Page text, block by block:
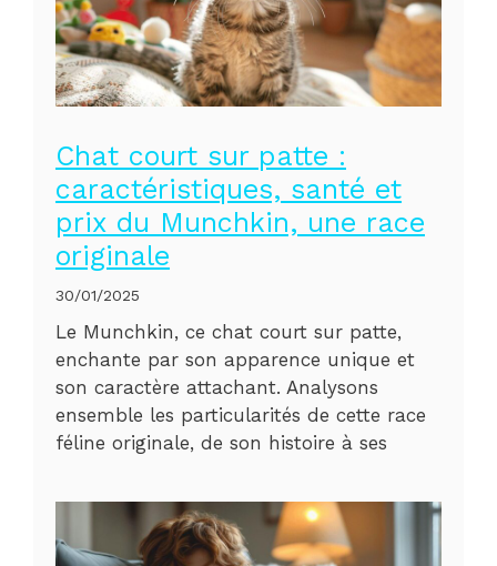
Chat court sur patte :
caractéristiques, santé et
prix du Munchkin, une race
originale
30/01/2025
Le Munchkin, ce chat court sur patte,
enchante par son apparence unique et
son caractère attachant. Analysons
ensemble les particularités de cette race
féline originale, de son histoire à ses